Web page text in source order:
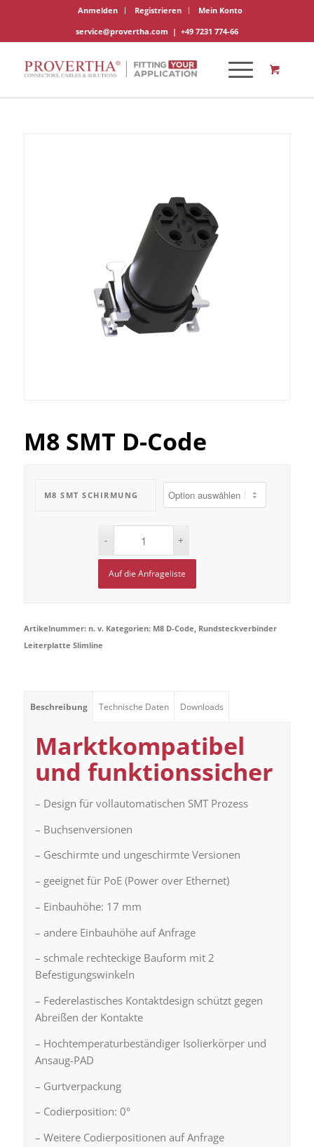
Anmelden Registrieren
Mein Konto
service@provertha.com | +49 7231 774-66
M8 SMT D-Code
M8 SMT SCHIRMUNG
Auf die Anfrageliste
Artikelnummer: n. v. Kategorien: M8 D-Code Rundsteckverbinder
Leiterplatte Slimline
Beschreibung Technische Daten Downloads
Marktkompatibel
und funktionssicher
– Design für vollautomatischen SMT Prozess
– Buchsenversionen
– Geschirmte und ungeschirmte Versionen
– geeignet für PoE (Power over Ethernet)
– Einbauhöhe: 17 mm
– andere Einbauhöhe auf Anfrage
– schmale rechteckige Bauform mit 2
Befestigungswinkeln
– Federelastisches Kontaktdesign schützt gegen
Abreißen der Kontakte
– Hochtemperaturbeständiger Isolierkörper und
Ansaug-PAD
– Gurtverpackung
– Codierposition: 0°
– Weitere Codierpositionen auf Anfrage